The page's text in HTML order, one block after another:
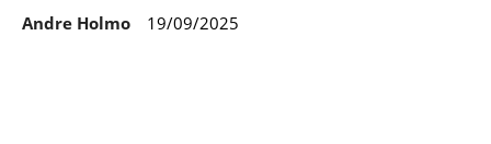
Andre Holmo 19/09/2025